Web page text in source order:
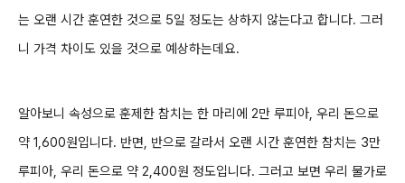
는 오랜 시간 훈연한 것으로 5일 정도는 상하지 않는다고 합니다. 그러
니 가격 차이도 있을 것으로 예상하는데요.
알아보니 속성으로 훈제한 참치는 한 마리에 2만 루피아, 우리 돈으로
약 1,600원입니다. 반면, 반으로 갈라서 오랜 시간 훈연한 참치는 3만
루피아, 우리 돈으로 약 2,400원 정도입니다. 그러고 보면 우리 물가로